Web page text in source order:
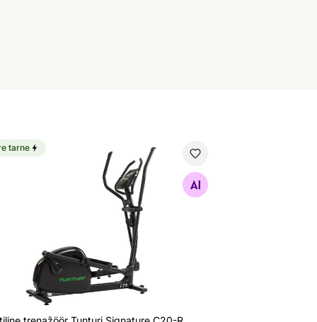
trenažöör Tunturi Signature C20-R
Otsi sarnaseid
tarne